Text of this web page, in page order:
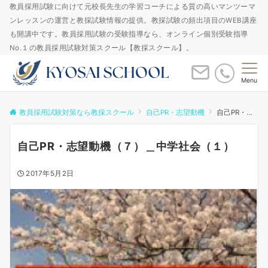
教員採用試験に向けて元校長先生の学習コーチによる質の高いマンツーマ
ンレッスンの運営と教採試験情報の提供。教採試験の頻出項目のWEB講座
も開講中です。教員採用試験の受験指導なら、オンライン個別受験指導
No.１の教員採用試験対策スクール【教採スクール】。
Menu
教員採用試験対策なら教採スクール 自己PR・志望動機 自己PR・志望動機（７）＿中学社会（１）
自己PR・志望動機（７）＿中学社会（１）
2017年5月2日